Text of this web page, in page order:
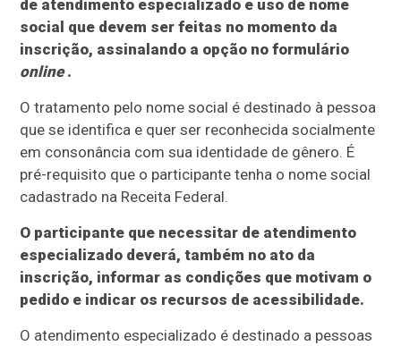
de atendimento especializado e uso de nome
social que devem ser feitas no momento da
inscrição, assinalando a opção no formulário
online.
O tratamento pelo nome social é destinado à pessoa
que se identifica e quer ser reconhecida socialmente
em consonância com sua identidade de gênero. É
pré-requisito que o participante tenha o nome social
cadastrado na Receita Federal.
O participante que necessitar de atendimento
especializado deverá, também no ato da
inscrição, informar as condições que motivam o
pedido e indicar os recursos de acessibilidade.
O atendimento especializado é destinado a pessoas